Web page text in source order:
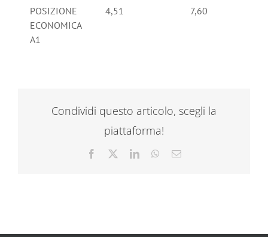
POSIZIONE
ECONOMICA
A1
4,51 7,60
Condividi questo articolo, scegli la
piattaforma!
Facebook LinkedInWhatsApp
Email